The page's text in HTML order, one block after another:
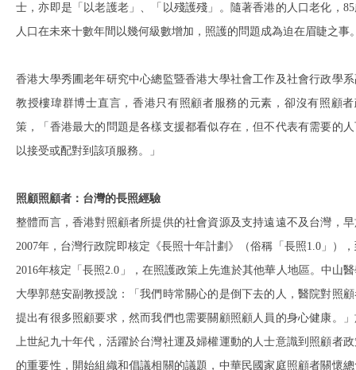
士，亦即是「以老護老」、「以殘護殘」。隨著香港的人口老化，
人口在未來十數年間以幾何級數增加，照護的問題成為迫在眉睫之事
香港大學秀圃老年研究中心總監暨香港大學社會工作及社會行政學
教授樓瑋群博士直言，香港只有照顧者服務的元素，卻沒有照顧者
策，「香港最大的問題是各樣支援都看似存在，但不代表有需要的
以接受或配對到該項服務。」
照顧照顧者：台灣的長照經驗
整體而言，香港對照顧者所提供的社會資源及支持遠遠不及台灣，
2007年，台灣行政院即核定《長照十年計劃》（俗稱「長照1.0」）
2016年核定「長照2.0」，在照護政策上先進於其他華人地區。中山
大學郭慈安副教授說：「我們時常關心的是倒下去的人，醫院對照
提出有很多照顧要求，然而我們也需要關顧照顧人員的身心健康。
上世紀九十年代，活躍於台灣社運及婦權運動的人士意識到照顧者
的重要性，開始組織和倡議相關的議題，中華民國家庭照顧者關懷